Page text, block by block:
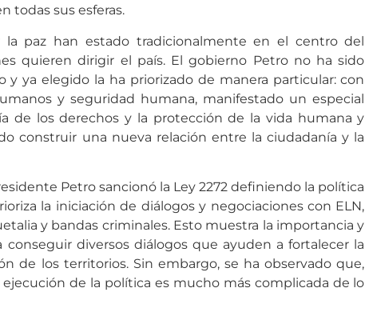
todas sus esferas.
la paz han estado tradicionalmente en el centro del
quieren dirigir el país. El gobierno Petro no ha sido
y ya elegido la ha priorizado de manera particular: con
y seguridad humana, manifestado un especial
de los derechos y la protección de la vida humana y
construir una nueva relación entre la ciudadanía y la
Petro sancionó la Ley 2272 definiendo la política
la iniciación de diálogos y negociaciones con ELN,
y bandas criminales. Esto muestra la importancia y
diversos diálogos que ayuden a fortalecer la
de los territorios. Sin embargo, se ha observado que,
ejecución de la política es mucho más complicada de lo